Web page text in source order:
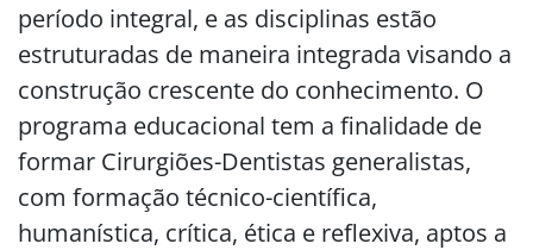
período integral, e as disciplinas estão
estruturadas de maneira integrada visando a
construção crescente do conhecimento. O
programa educacional tem a finalidade de
formar Cirurgiões-Dentistas generalistas,
com formação técnico-científica,
humanística, crítica, ética e reflexiva, aptos a